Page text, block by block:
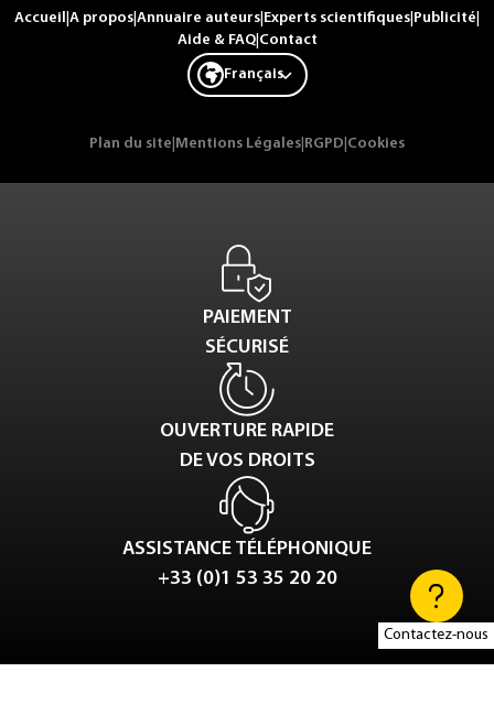
Contactez-nous
Accueil A propos Annuaire auteurs Experts scientifiques Publicité
Aide & FAQ| Contact
Français
Plan du site Mentions Légales RGPD Cookies
PAIEMENT
SÉCURISÉ
OUVERTURE RAPIDE
DE VOS DROITS
ASSISTANCE TÉLÉPHONIQUE
+33 (0)1 53 35 20 20